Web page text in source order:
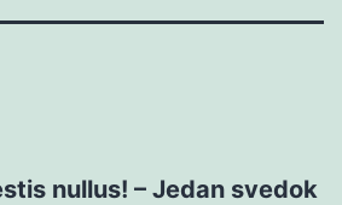
nullus! – Jedan svedok